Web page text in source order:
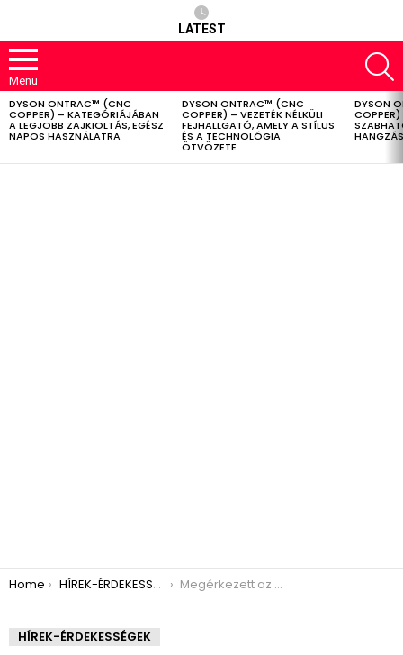
LATEST
Menu
LATEST
STORIES
DYSON ONTRAC™ (CNC
COPPER) – KATEGÓRIÁJÁBAN
A LEGJOBB ZAJKIOLTÁS, EGÉSZ
NAPOS HASZNÁLATRA
DYSON ONTRAC™ (CNC
COPPER) – VEZETÉK NÉLKÜLI
FEJHALLGATÓ, AMELY A STÍLUS
ÉS A TECHNOLÓGIA
ÖTVÖZETE
DYSON
COPPER)
You are here:
Home HÍREK-ÉRDEKESSÉGEK Megérkezett az Auchan 2021-es karácsonyi dekor katalógusa
HÍREK-ÉRDEKESSÉGEK